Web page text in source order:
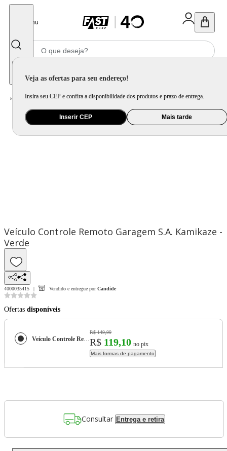
Menu
Veja as ofertas para seu endereço!
Insira seu CEP e confira a disponibilidade dos produtos e prazo de entrega.
Inserir CEP Mais tarde
Home Brinquedo e Colecionável / Carrinho, Pista e Autorama
Veículo Controle Remoto Garagem S.A. Kamikaze -
Verde
4000035415 Vendido e entregue por Candide
Ofertas disponíveis
Veículo Controle Remoto Garagem S.A. Kamikaze - Verde
R$ 149,99
R$ 119,10 no pix
Mais formas de pagamento
Consultar Entrega e retira